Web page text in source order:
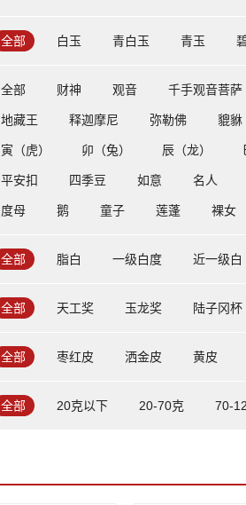
全部 白玉 青白玉 青玉
全部 财神 观音 千手观音菩萨
地藏王 释迦摩尼 弥勒佛 貔貅
寅（虎） 卯（兔） 辰（龙）
平安扣 四季豆 如意 名人
度母 鹅 童子 莲蓬 裸女
全部 脂白 一级白度 近一级白
全部 天工奖 玉龙奖 陆子冈杯
全部 枣红皮 洒金皮 黄皮
全部 20克以下 20-70克 70-